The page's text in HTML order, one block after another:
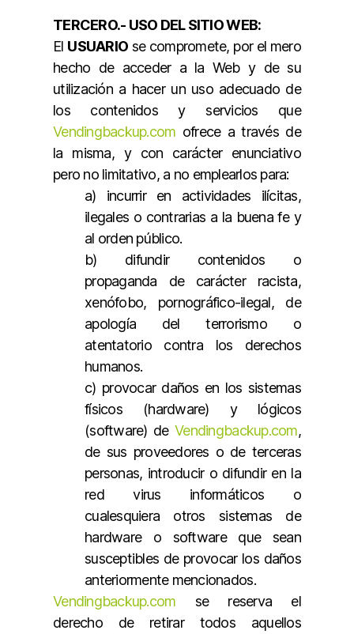
TERCERO.- USO DEL SITIO WEB:
El USUARIO se compromete, por el mero
hecho de acceder a la Web y de su
utilización a hacer un uso adecuado de
los contenidos y servicios que
Vendingbackup.com ofrece a través de
la misma, y con carácter enunciativo
pero no limitativo, a no emplearlos para:
a) incurrir en actividades ilícitas,
ilegales o contrarias a la buena fe y
al orden público.
b) difundir contenidos o
propaganda de carácter racista,
xenófobo, pornográfico-ilegal, de
apología del terrorismo o
atentatorio contra los derechos
humanos.
c) provocar daños en los sistemas
físicos (hardware) y lógicos
(software) deVendingbackup.com,
de sus proveedores o de terceras
personas, introducir o difundir en la
red virus informáticos o
cualesquiera otros sistemas de
hardware o software que sean
susceptibles de provocar los daños
anteriormente mencionados.
Vendingbackup.com se reserva el
derecho de retirar todos aquellos